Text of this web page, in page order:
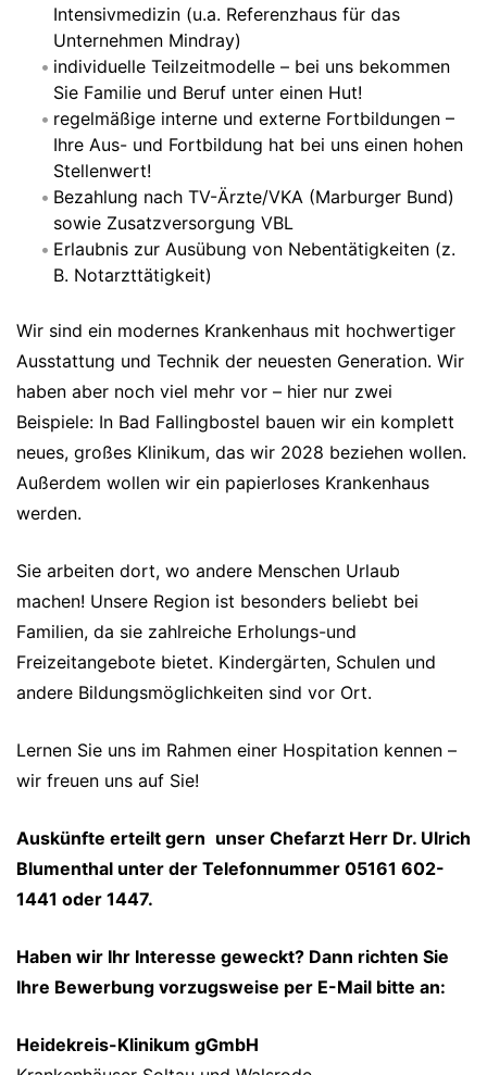
Intensivmedizin (u.a. Referenzhaus für das
Unternehmen Mindray)
individuelle Teilzeitmodelle – bei uns bekommen
Sie Familie und Beruf unter einen Hut!
regelmäßige interne und externe Fortbildungen –
Ihre Aus- und Fortbildung hat bei uns einen hohen
Stellenwert!
Bezahlung nach TV-Ärzte/VKA (Marburger Bund)
sowie Zusatzversorgung VBL
Erlaubnis zur Ausübung von Nebentätigkeiten (z.
B. Notarzttätigkeit)
Wir sind ein modernes Krankenhaus mit hochwertiger
Ausstattung und Technik der neuesten Generation. Wir
haben aber noch viel mehr vor – hier nur zwei
Beispiele: In Bad Fallingbostel bauen wir ein komplett
neues, großes Klinikum, das wir 2028 beziehen wollen.
Außerdem wollen wir ein papierloses Krankenhaus
werden.
Sie arbeiten dort, wo andere Menschen Urlaub
machen! Unsere Region ist besonders beliebt bei
Familien, da sie zahlreiche Erholungs-und
Freizeitangebote bietet. Kindergärten, Schulen und
andere Bildungsmöglichkeiten sind vor Ort.
Lernen Sie uns im Rahmen einer Hospitation kennen –
wir freuen uns auf Sie!
Auskünfte erteilt gern unser Chefarzt Herr Dr. Ulrich
Blumenthal unter der Telefonnummer 05161 602-
1441 oder 1447.
Haben wir Ihr Interesse geweckt? Dann richten Sie
Ihre Bewerbung vorzugsweise per E-Mail bitte an:
Heidekreis-Klinikum gGmbH